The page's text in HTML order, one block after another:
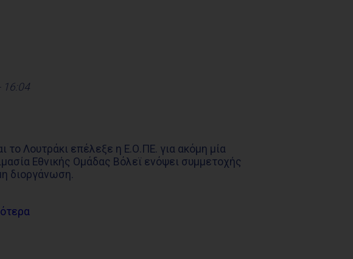
16:04
το Λουτράκι επέλεξε η Ε.Ο.ΠΕ. για ακόμη μία
Εθνικής Ομάδας Βόλεϊ ενόψει συμμετοχής
διοργάνωση.